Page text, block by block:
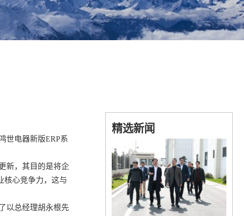
世电器新版ERP系
新，其目的是将企
核心竞争力，这与
以总经理胡永根先
精选新闻